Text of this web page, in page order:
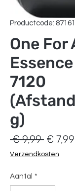
Productcode:
One For
7120
g)
€ 9,99
prijs
€ 7,99
Verzendkosten
Aantal *